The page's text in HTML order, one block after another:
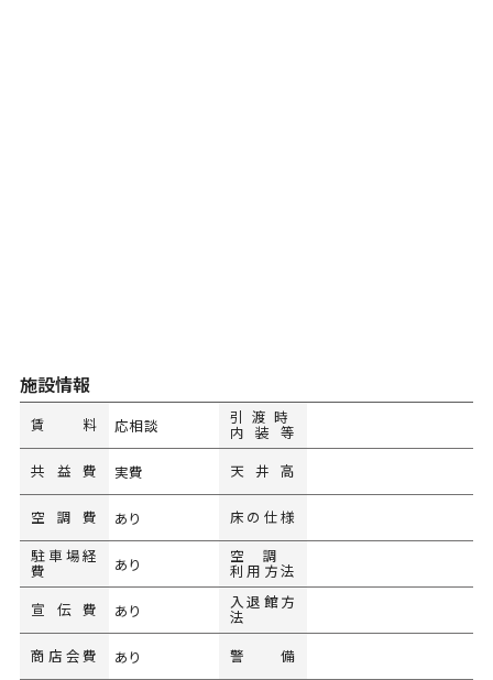
施設情報
賃料 応相談 引渡時
内装等
共益費
実費 天井高
空調費 あり
床の仕様
駐車場経
費 あり 空調
利用方法
宣伝費
あり 入退館方
法
商店会費
あり 警備